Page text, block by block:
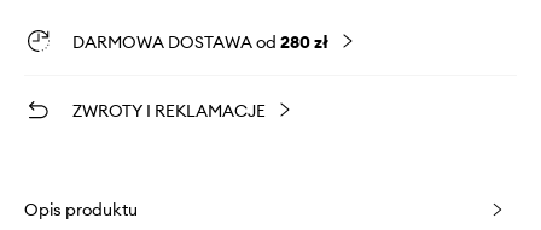
DARMOWA DOSTAWA od 280 zł
ZWROTY I REKLAMACJE
Opis produktu